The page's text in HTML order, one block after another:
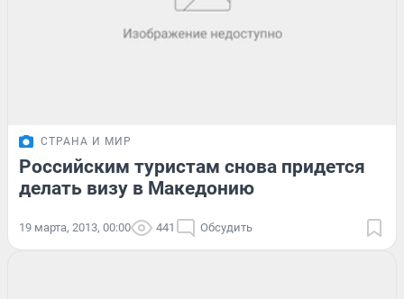
СТРАНА И МИР
Российским туристам снова придется
делать визу в Македонию
19 марта, 2013, 00:00 441 Обсудить